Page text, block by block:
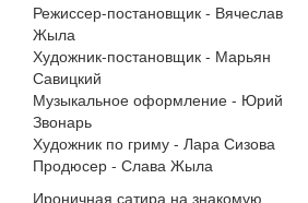
Режиссер-постановщик - Вячеслав
Жыла
Художник-постановщик - Марьян
Савицкий
Музыкальное оформление - Юрий
Звонарь
Художник по гриму - Лара Сизова
Продюсер - Слава Жыла
Ироничная сатира на знакомую